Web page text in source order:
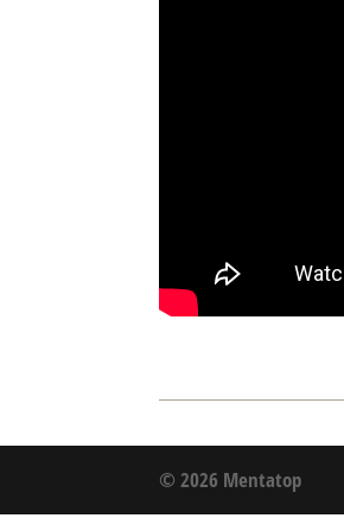
© 2026 Mentatop